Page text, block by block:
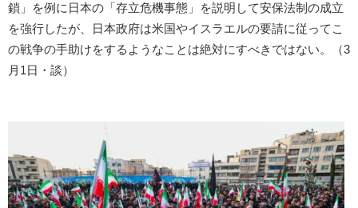
鎖」を例に日本の「存立危機事態」を説明して安保法制の成立
を強行したが、日本政府は米国やイスラエルの要請に従ってこ
の戦争の手助けをするようなことは絶対にすべきではない。（3
月1日・談）